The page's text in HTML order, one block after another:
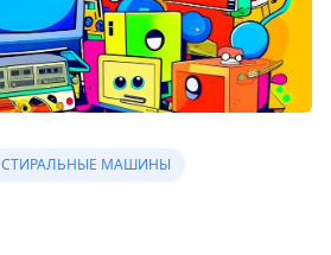
СТИРАЛЬНЫЕ МАШИНЫ